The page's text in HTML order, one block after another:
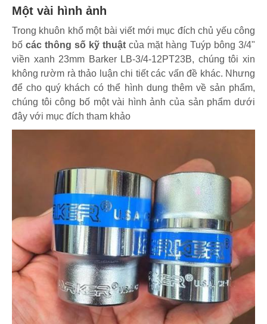
Một vài hình ảnh
Trong khuôn khổ một bài viết mới mục đích chủ yếu công
bố các thông số kỹ thuật của mặt hàng Tuýp bông 3/4"
viền xanh 23mm Barker LB-3/4-12PT23B, chúng tôi xin
không rườm rà thảo luận chi tiết các vấn đề khác. Nhưng
để cho quý khách có thể hình dung thêm về sản phẩm,
chúng tôi công bố một vài hình ảnh của sản phẩm dưới
đây với mục đích tham khảo